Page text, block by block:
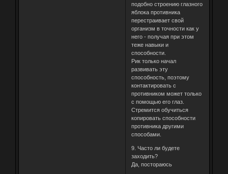
подобно строению глазного
яблока противника
перестраивает свой
организм в точности как у
него - получая при этом
теже навыки и
способности.
Рик только начал
развивать эту
способность, поэтому
контактировать с
противником может только
с помощью его глаз.
Стремится обучиться
копировать способности
противника другими
способами.
9. Часто ли будете
заходить?
Да, постораюсь